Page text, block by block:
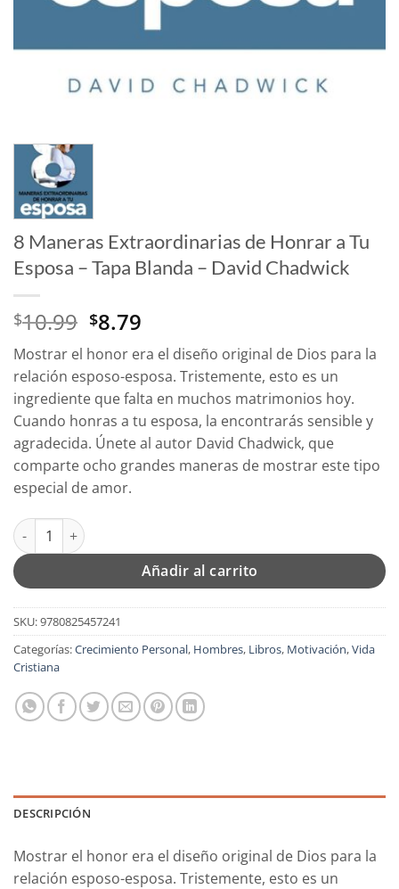
8 Maneras Extraordinarias de Honrar a Tu
Esposa – Tapa Blanda – David Chadwick
$10.99 El
precio
original
era:
$10.99.
$8.79
precio
actual
es:
$8.79.
Mostrar el honor era el diseño original de Dios para la
relación esposo-esposa. Tristemente, esto es un
ingrediente que falta en muchos matrimonios hoy.
Cuando honras a tu esposa, la encontrarás sensible y
agradecida. Únete al autor David Chadwick, que
comparte ocho grandes maneras de mostrar este tipo
especial de amor.
8 Maneras Extraordinarias de Honrar a Tu Esposa - Tapa
Añadir al carrito
SKU:9780825457241
Categorías:Crecimiento Personal, Hombres, Libros, Motivación,Vida
Cristiana
DESCRIPCIÓN
Mostrar el honor era el diseño original de Dios para la
relación esposo-esposa. Tristemente, esto es un